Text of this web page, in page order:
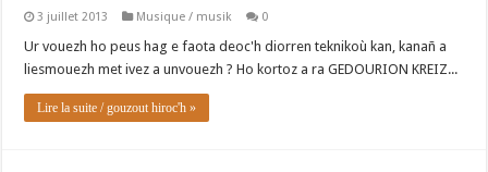
3 juillet 2013 Musique / musik 0
Ur vouezh ho peus hag e faota deoc'h diorren teknikoù kan, kanañ a
liesmouezh met ivez a unvouezh ? Ho kortoz a ra GEDOURION KREIZ...
Lire la suite / gouzout hiroc'h »